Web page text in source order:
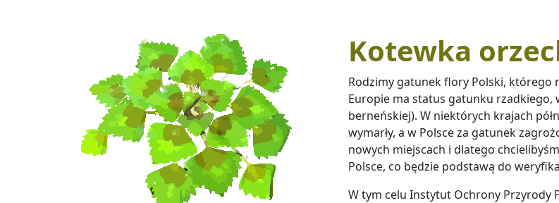
Kotewka
Rodzimy gatunek flory Polski, którego
Europie ma status gatunku rzadkiego,
berneńskiej). W niektórych krajach
wymarły, a w Polsce za gatunek
nowych miejscach i dlatego
Polsce, co będzie podstawą do
W tym celu Instytut Ochrony Przyrody